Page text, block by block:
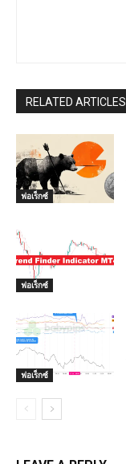
RELATED ARTICLES
ฟอเร็กซ์
ฟอเร็กซ์
ฟอเร็กซ์